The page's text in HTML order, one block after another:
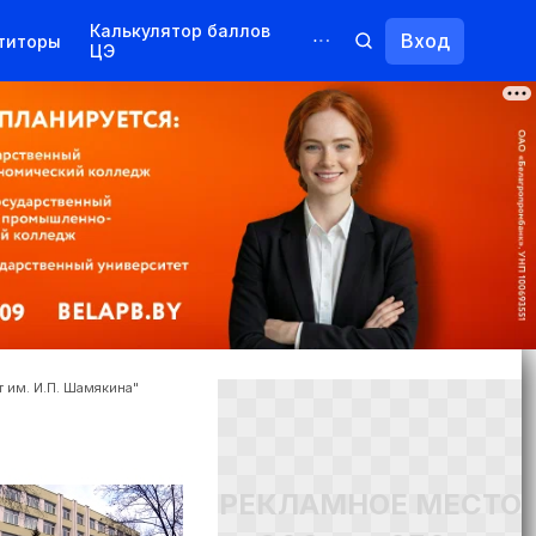
Калькулятор баллов
ЦЭ
Курсы
Переподготовка
Вход
им. И.П. Шамякина"
РЕКЛАМНОЕ МЕСТО